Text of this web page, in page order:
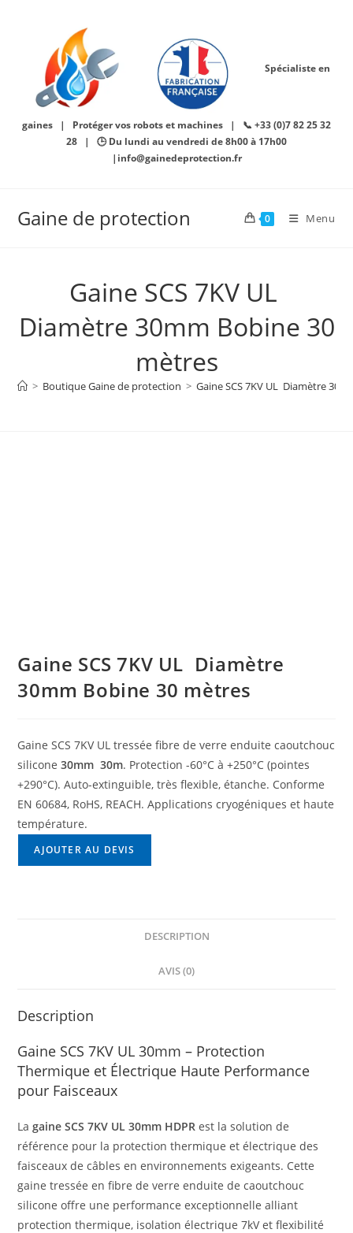
Spécialiste en
gaines | Protéger vos robots et machines | 📞 +33 (0)7 82 25 32
28 | 🕒 Du lundi au vendredi de 8h00 à 17h00
|info@gainedeprotection.fr
Gaine de protection 0 Menu
Gaine SCS 7KV UL 
Diamètre 30mm Bobine 30
mètres
> Boutique Gaine de protection > Gaine SCS 7KV UL  Diamètre
Gaine SCS 7KV UL  Diamètre
30mm Bobine 30 mètres
Gaine SCS 7KV UL tressée fibre de verre enduite caoutchouc
silicone30mm  30m. Protection -60°C à +250°C (pointes
+290°C). Auto-extinguible, très flexible, étanche. Conforme
EN 60684, RoHS, REACH. Applications cryogéniques et haute
température.
AJOUTER AU DEVIS
DESCRIPTION
AVIS (0)
Description
Gaine SCS 7KV UL 30mm – Protection
Thermique et Électrique Haute Performance
pour Faisceaux
Lagaine SCS 7KV UL 30mm HDPR est la solution de
référence pour la protection thermique et électrique des
faisceaux de câbles en environnements exigeants. Cette
gaine tressée en fibre de verre enduite de caoutchouc
silicone offre une performance exceptionnelle alliant
protection thermique, isolation électrique 7kV et flexibilité